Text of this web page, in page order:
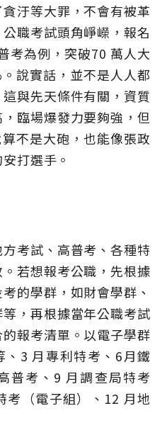
汙等大罪，不會有被革
職考試頭角崢嶸，報名
考為例，突破70 萬人大
說實話，並不是人人都
與先天條件有關，資質
臨場爆發力要夠強，但
不是大砲，也能像張政
打選手。
考試、高普考、各種特
若想報考公職，先根據
的學群，如財會學群、
，再根據當年公職考試
報考清單。以電子學群
、3 月專利特考、6月鐵
普考、9 月調查局特考
考（電子組）、12 月地